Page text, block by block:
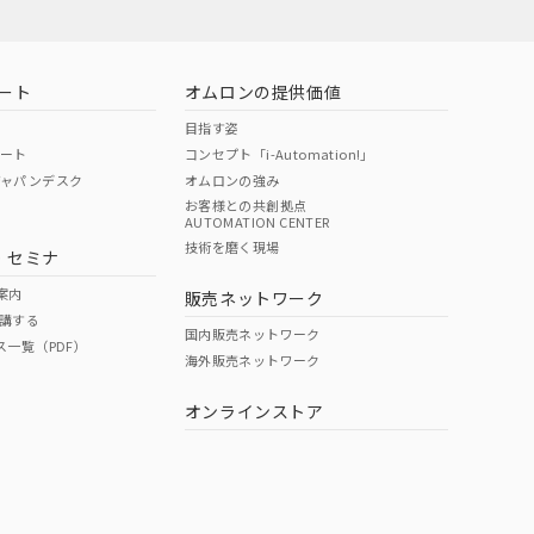
O O
ページへ
ください
ト
ト
パンデスク
セミナ
内
する
覧（PDF）
オムロンの提供価値
目指す姿
コンセプト「i-Automation!」
オムロンの強み
お客様との共創拠点
AUTOMATION CENTER
技術を磨く現場
販売ネットワーク
国内販売ネットワーク
海外販売ネットワーク
オンラインストア